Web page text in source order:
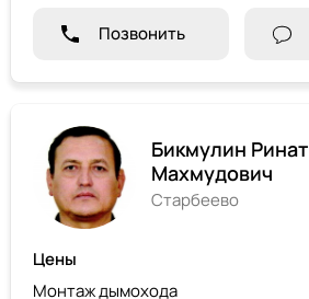
Позвонить
Бикмулин Ринат
Махмудович
Старбеево
Цены
Монтаж дымохода